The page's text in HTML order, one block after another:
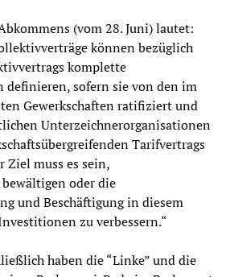
(vom 28. Juni) lautet:
können bezüglich
komplette
definieren, sofern sie von den im
Gewerkschaften ratifiziert und
Unterzeichnerorganisationen
Tarifvertrags
Ziel muss es sein,
oder die
und Beschäftigung in diesem
zu verbessern.“
haben die “Linke” und die